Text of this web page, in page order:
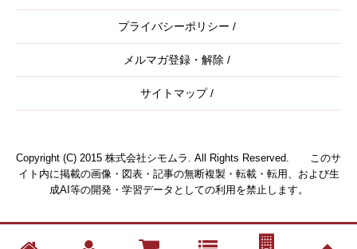
プライバシーポリシー /
メルマガ登録・解除 /
サイトマップ/
Copyright (C) 2015 株式会社シモムラ. All Rights Reserved. このサ
イト内に掲載の画像・図表・記事の無断複製・転載・転用、および生
成AI等の開発・学習データとしての利用を禁止します。